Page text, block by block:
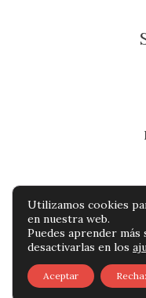
Copyright ©
Política de
Utilizamos cookies
en nuestra web.
Puedes aprender
desactivarlas en los
Aceptar